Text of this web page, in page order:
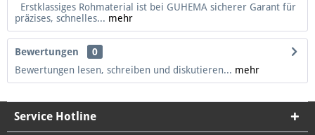
Erstklassiges Rohmaterial ist bei GUHEMA sicherer Garant für
präzises, schnelles... mehr
Bewertungen
0
Bewertungen lesen, schreiben und diskutieren... mehr
Service Hotline